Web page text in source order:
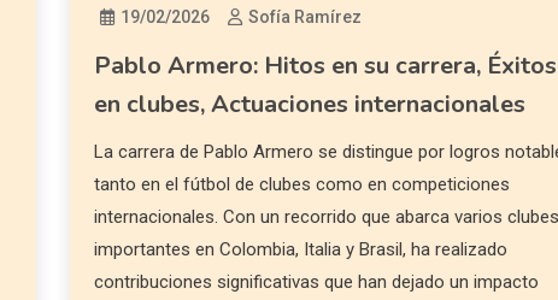
19/02/2026 Sofía Ramírez
Pablo Armero: Hitos en su carrera, Éxitos
en clubes, Actuaciones internacionales
La carrera de Pablo Armero se distingue por logros
tanto en el fútbol de clubes como en competiciones
internacionales. Con un recorrido que abarca varios
importantes en Colombia, Italia y Brasil, ha realizado
contribuciones significativas que han dejado un impacto